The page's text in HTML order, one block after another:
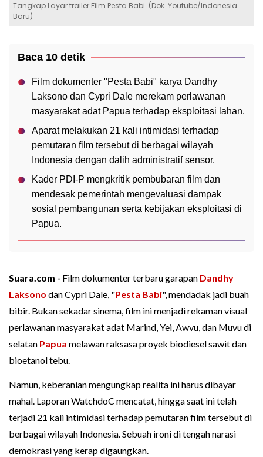
Tangkap Layar trailer Film Pesta Babi. (Dok. Youtube/Indonesia
Baru)
Baca 10 detik
Film dokumenter "Pesta Babi" karya Dandhy
Laksono dan Cypri Dale merekam perlawanan
masyarakat adat Papua terhadap eksploitasi lahan.
Aparat melakukan 21 kali intimidasi terhadap
pemutaran film tersebut di berbagai wilayah
Indonesia dengan dalih administratif sensor.
Kader PDI-P mengkritik pembubaran film dan
mendesak pemerintah mengevaluasi dampak
sosial pembangunan serta kebijakan eksploitasi di
Papua.
Suara.com - Film dokumenter terbaru garapan Dandhy
Laksono dan Cypri Dale, "Pesta Babi", mendadak jadi buah
bibir. Bukan sekadar sinema, film ini menjadi rekaman visual
perlawanan masyarakat adat Marind, Yei, Awvu, dan Muvu di
selatan Papua melawan raksasa proyek biodiesel sawit dan
bioetanol tebu.
Namun, keberanian mengungkap realita ini harus dibayar
mahal. Laporan WatchdoC mencatat, hingga saat ini telah
terjadi 21 kali intimidasi terhadap pemutaran film tersebut di
berbagai wilayah Indonesia. Sebuah ironi di tengah narasi
demokrasi yang kerap digaungkan.